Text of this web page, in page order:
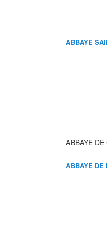
ABBAYE
ABBAYE
ABBAYE DE